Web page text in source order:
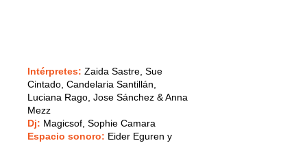
Intérpretes: Zaida Sastre, Sue
Cintado, Candelaria Santillán,
Luciana Rago, Jose Sánchez & Anna
Mezz
Dj: Magicsof, Sophie Camara
Espacio sonoro: Eider Eguren y